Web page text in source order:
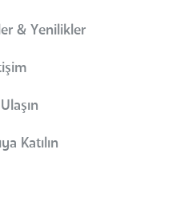
& Yenilikler
Katılın